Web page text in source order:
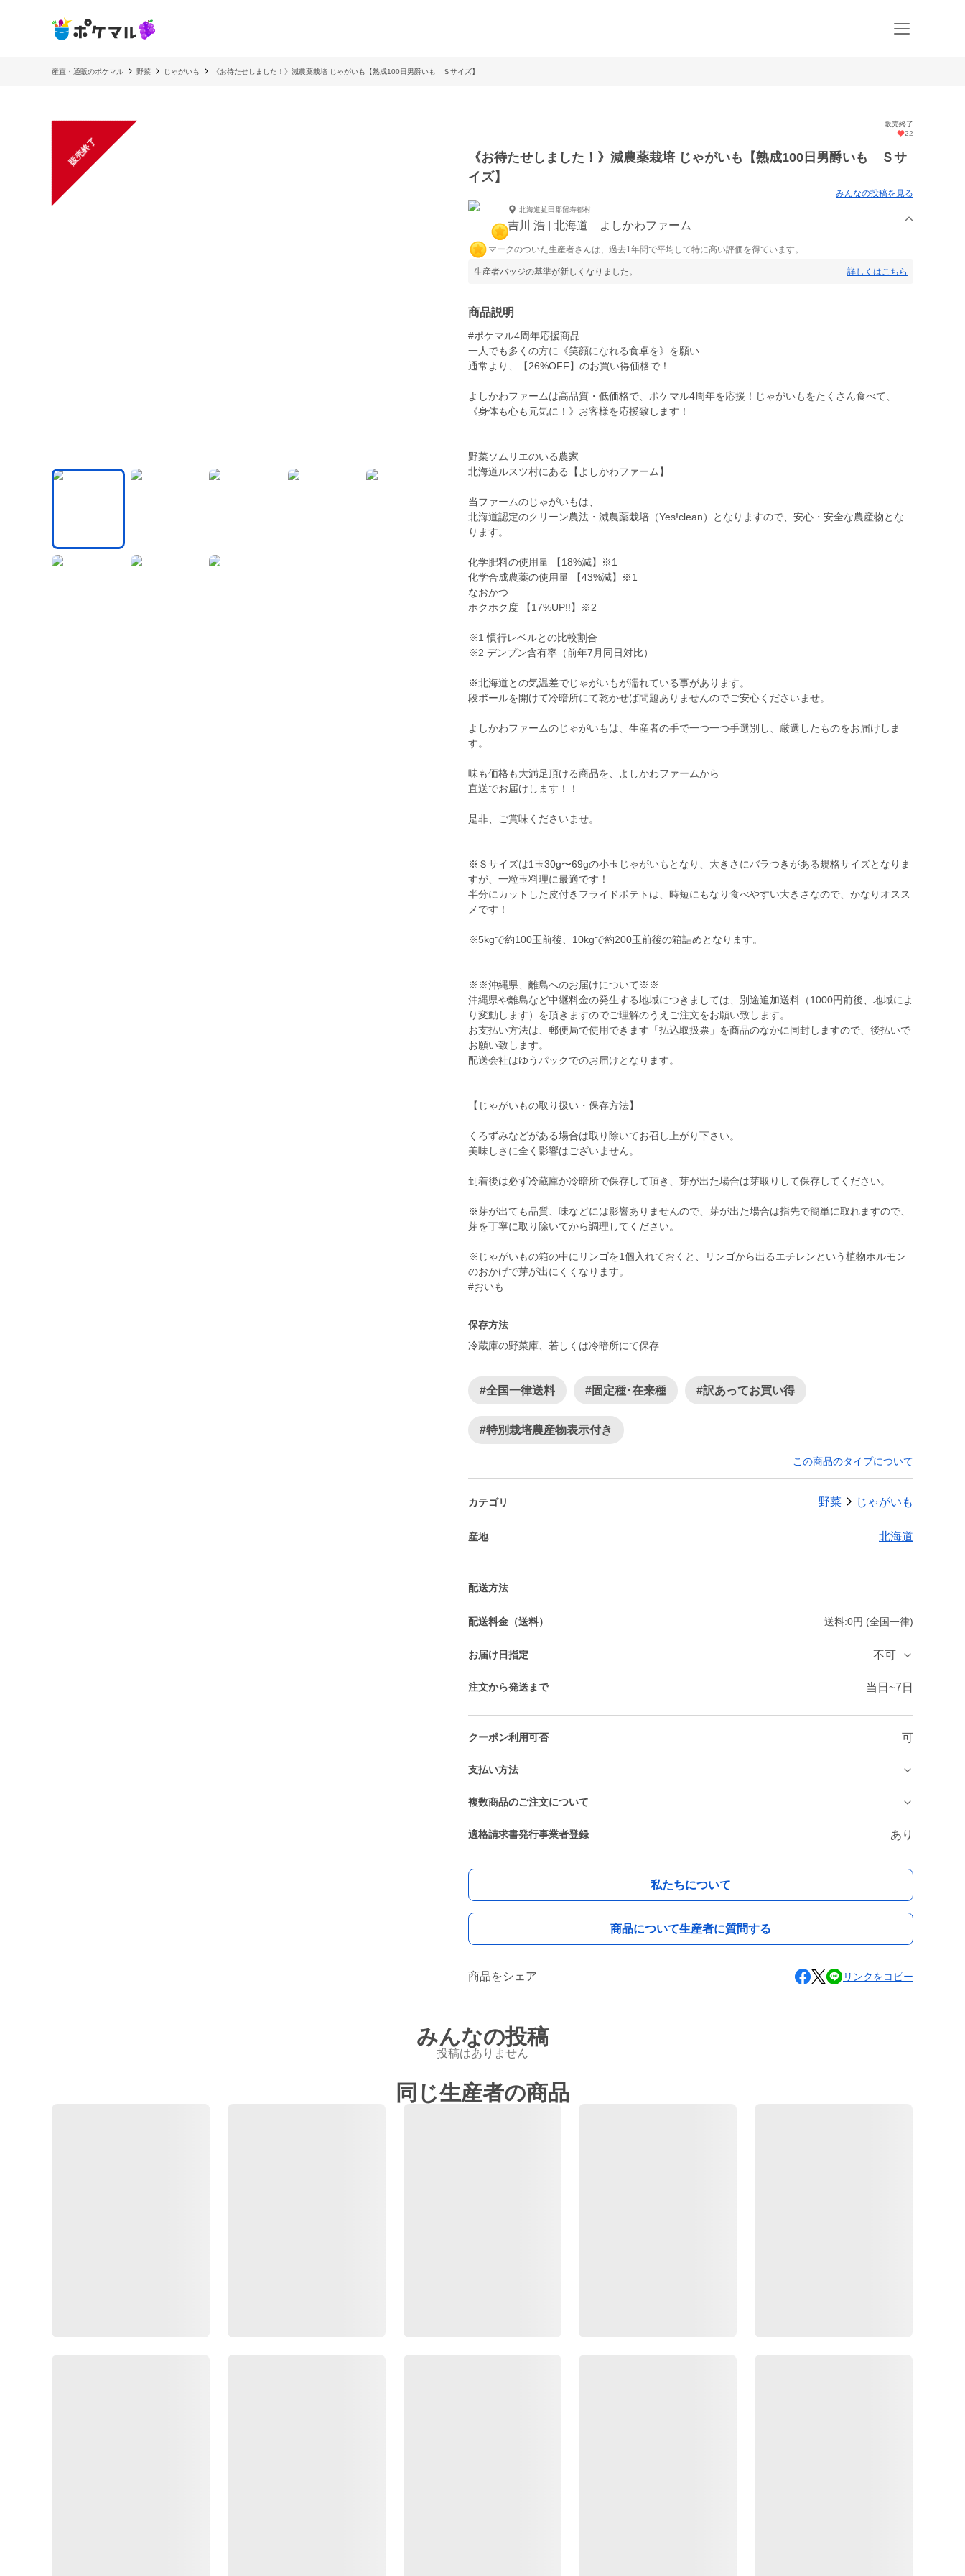
産直・通販のポケマル 野菜 じゃがいも 《お待たせしました！》減農薬栽培 じゃがいも【熟成100日男爵いも Ｓサイズ】
販売終了
販売終了
22
《お待たせしました！》減農薬栽培 じゃがいも【熟成100日男爵いも Ｓサ
イズ】
みんなの投稿を見る
北海道虻田郡留寿都村
吉川 浩 | 北海道 よしかわファーム
マークのついた生産者さんは、過去1年間で平均して特に高い評価を得ています。
生産者バッジの基準が新しくなりました。 詳しくはこちら
商品説明
#ポケマル4周年応援商品
一人でも多くの方に《笑顔になれる食卓を》を願い
通常より、【26%OFF】のお買い得価格で！
よしかわファームは高品質・低価格で、ポケマル4周年を応援！じゃがいもをたくさん食べて、
《身体も心も元気に！》お客様を応援致します！
野菜ソムリエのいる農家
北海道ルスツ村にある【よしかわファーム】
当ファームのじゃがいもは、
北海道認定のクリーン農法・減農薬栽培（Yes!clean）となりますので、安心・安全な農産物とな
ります。
化学肥料の使用量 【18%減】※1
化学合成農薬の使用量 【43%減】※1
なおかつ
ホクホク度 【17%UP!!】※2
※1 慣行レベルとの比較割合
※2 デンプン含有率（前年7月同日対比）
※北海道との気温差でじゃがいもが濡れている事があります。
段ボールを開けて冷暗所にて乾かせば問題ありませんのでご安心くださいませ。
よしかわファームのじゃがいもは、生産者の手で一つ一つ手選別し、厳選したものをお届けしま
す。
味も価格も大満足頂ける商品を、よしかわファームから
直送でお届けします！！
是非、ご賞味くださいませ。
※Ｓサイズは1玉30g〜69gの小玉じゃがいもとなり、大きさにバラつきがある規格サイズとなりま
すが、一粒玉料理に最適です！
半分にカットした皮付きフライドポテトは、時短にもなり食べやすい大きさなので、かなりオスス
メです！
※5kgで約100玉前後、10kgで約200玉前後の箱詰めとなります。
※※沖縄県、離島へのお届けについて※※
沖縄県や離島など中継料金の発生する地域につきましては、別途追加送料（1000円前後、地域によ
り変動します）を頂きますのでご理解のうえご注文をお願い致します。
お支払い方法は、郵便局で使用できます「払込取扱票」を商品のなかに同封しますので、後払いで
お願い致します。
配送会社はゆうパックでのお届けとなります。
【じゃがいもの取り扱い・保存方法】
くろずみなどがある場合は取り除いてお召し上がり下さい。
美味しさに全く影響はございません。
到着後は必ず冷蔵庫か冷暗所で保存して頂き、芽が出た場合は芽取りして保存してください。
※芽が出ても品質、味などには影響ありませんので、芽が出た場合は指先で簡単に取れますので、
芽を丁寧に取り除いてから調理してください。
※じゃがいもの箱の中にリンゴを1個入れておくと、リンゴから出るエチレンという植物ホルモン
のおかげで芽が出にくくなります。
#おいも
保存方法
冷蔵庫の野菜庫、若しくは冷暗所にて保存
#全国一律送料 #固定種･在来種 #訳あってお買い得
#特別栽培農産物表示付き
この商品のタイプについて
カテゴリ 野菜 じゃがいも
産地 北海道
配送方法
配送料金（送料） 送料:0円 (全国一律)
お届け日指定 不可
注文から発送まで 当日~7日
クーポン利用可否 可
支払い方法
複数商品のご注文について
適格請求書発行事業者登録 あり
私たちについて
商品について生産者に質問する
商品をシェア リンクをコピー
みんなの投稿
投稿はありません
同じ生産者の商品